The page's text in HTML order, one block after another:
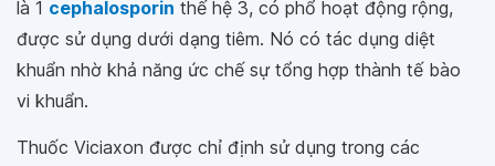
là 1 cephalosporin thế hệ 3, có phổ hoạt động rộng,
được sử dụng dưới dạng tiêm. Nó có tác dụng diệt
khuẩn nhờ khả năng ức chế sự tổng hợp thành tế bào
vi khuẩn.
Thuốc Viciaxon được chỉ định sử dụng trong các